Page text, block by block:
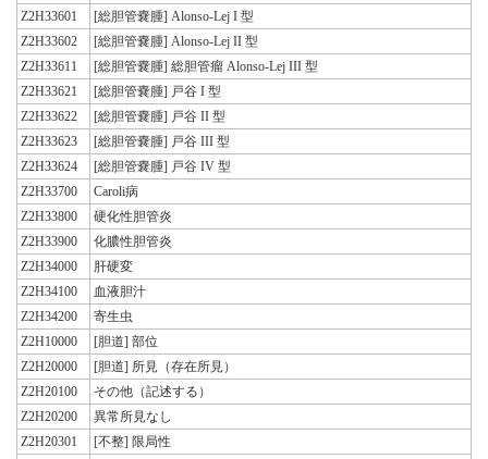
Z2H33601
[総胆管嚢腫] Alonso-Lej I 型
Z2H33602
[総胆管嚢腫] Alonso-Lej II 型
Z2H33611
[総胆管嚢腫] 総胆管瘤 Alonso-Lej III 型
Z2H33621
[総胆管嚢腫] 戸谷 I 型
Z2H33622
[総胆管嚢腫] 戸谷 II 型
Z2H33623
[総胆管嚢腫] 戸谷 III 型
Z2H33624
[総胆管嚢腫] 戸谷 IV 型
Z2H33700
Caroli病
Z2H33800
硬化性胆管炎
Z2H33900
化膿性胆管炎
Z2H34000
肝硬変
Z2H34100
血液胆汁
Z2H34200
寄生虫
Z2H10000
[胆道] 部位
Z2H20000
[胆道] 所見（存在所見）
Z2H20100
その他（記述する）
Z2H20200
異常所見なし
Z2H20301
[不整] 限局性